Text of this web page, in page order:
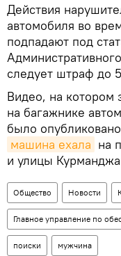
Действия
автомобиля во
подпадают под
следует штраф до
Видео, на котором
на багажнике
было
машина ехала на
и улицы
Общество Новости
поиски мужчина